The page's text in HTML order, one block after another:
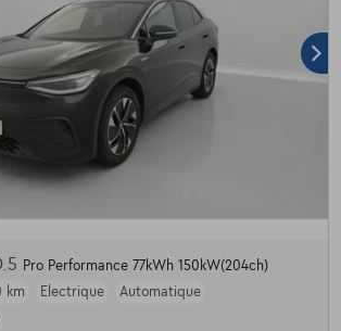
Pro Performance 77kWh 150kW(204ch)
km Electrique
Automatique